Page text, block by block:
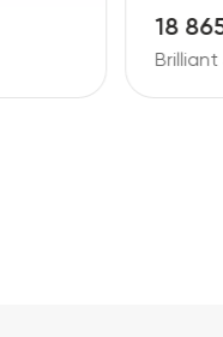
26
Brilliant